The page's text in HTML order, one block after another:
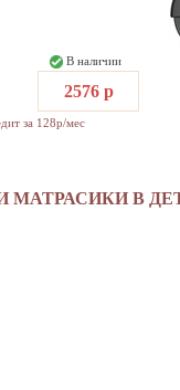
В наличии
2576 р
за 128р/мес
В